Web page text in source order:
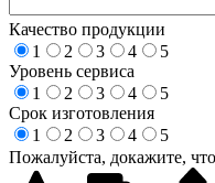
Качество продукции
1
2 3 4
5
Уровень сервиса
1
2 3 4
5
Срок изготовления
1
2 3 4
5
Пожалуйста, докажите,